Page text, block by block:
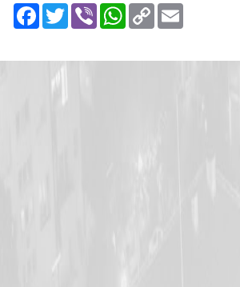
Facebook
TwitterViber WhatsApp
Copy
Link